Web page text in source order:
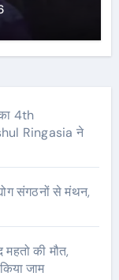
4th
Ringasia ने
संगठनों से मंथन,
की मौत,
जाम